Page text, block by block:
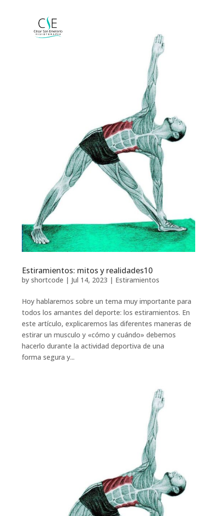
Estiramientos: mitos y realidades10
by shortcode | Jul 14, 2023 | Estiramientos
Hoy hablaremos sobre un tema muy importante para
todos los amantes del deporte: los estiramientos. En
este artículo, explicaremos las diferentes maneras de
estirar un musculo y «cómo y cuándo» debemos
hacerlo durante la actividad deportiva de una
forma segura y...